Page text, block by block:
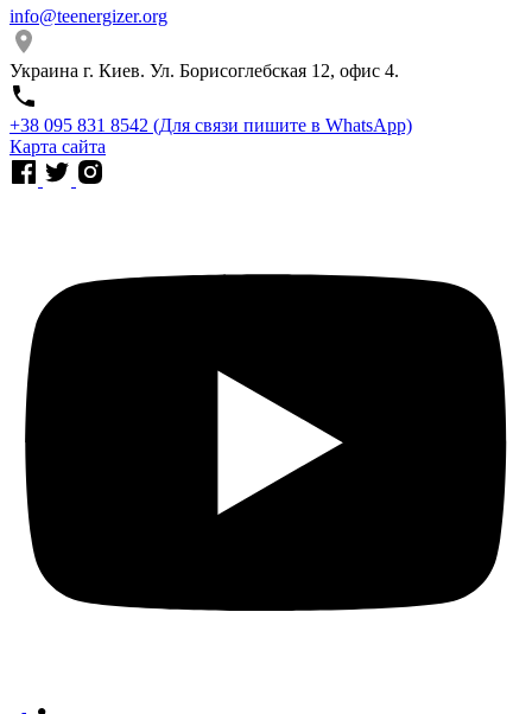
info@teenergizer.org
Украина г. Киев. Ул. Борисоглебская 12, офис 4.
⁨+38 095 831 8542⁩ (Для связи пишите в WhatsApp)
Карта сайта